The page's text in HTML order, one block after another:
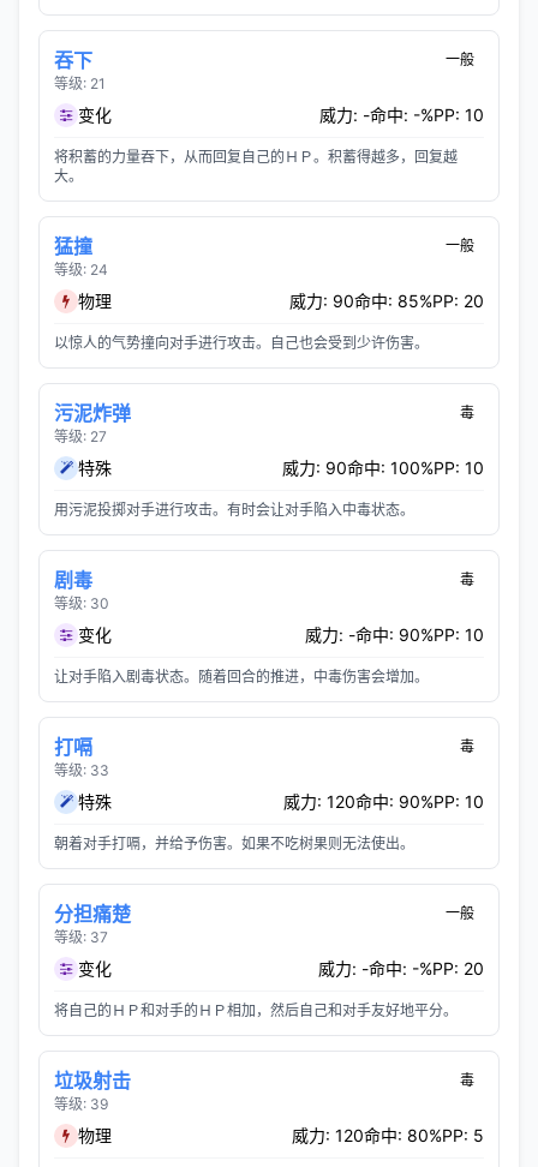
吞下
等级: 21
一般
变化 威力: -命中: -%PP: 10
将积蓄的力量吞下，从而回复自己的ＨＰ。积蓄得越多，回复越
大。
猛撞
等级: 24
一般
物理 威力: 90命中: 85%PP: 20
以惊人的气势撞向对手进行攻击。自己也会受到少许伤害。
污泥炸弹
等级: 27
毒
特殊 威力: 90命中: 100%PP: 10
用污泥投掷对手进行攻击。有时会让对手陷入中毒状态。
剧毒
等级: 30
毒
变化 威力: -命中: 90%PP: 10
让对手陷入剧毒状态。随着回合的推进，中毒伤害会增加。
打嗝
等级: 33
毒
特殊 威力: 120命中: 90%PP: 10
朝着对手打嗝，并给予伤害。如果不吃树果则无法使出。
分担痛楚
等级: 37
一般
变化 威力: -命中: -%PP: 20
将自己的ＨＰ和对手的ＨＰ相加，然后自己和对手友好地平分。
垃圾射击
等级: 39
毒
物理 威力: 120命中: 80%PP: 5